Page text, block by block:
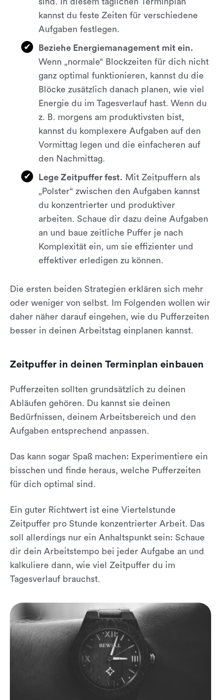
kannst du feste Zeiten für verschiedene
Aufgaben festlegen.
Beziehe Energiemanagement mit ein.
Wenn „normale“ Blockzeiten für dich nicht
ganz optimal funktionieren, kannst du die
Blöcke zusätzlich danach planen, wie viel
Energie du im Tagesverlauf hast. Wenn du
z. B. morgens am produktivsten bist,
kannst du komplexere Aufgaben auf den
Vormittag legen und die einfacheren auf
den Nachmittag.
Lege Zeitpuffer fest. Mit Zeitpuffern als
„Polster“ zwischen den Aufgaben kannst
du konzentrierter und produktiver
arbeiten. Schaue dir dazu deine Aufgaben
an und baue zeitliche Puffer je nach
Komplexität ein, um sie effizienter und
effektiver erledigen zu können.
Die ersten beiden Strategien erklären sich mehr
oder weniger von selbst. Im Folgenden wollen wir
daher näher darauf eingehen, wie du Pufferzeiten
besser in deinen Arbeitstag einplanen kannst.
Zeitpuffer in deinen Terminplan einbauen
Pufferzeiten sollten grundsätzlich zu deinen
Abläufen gehören. Du kannst sie deinen
Bedürfnissen, deinem Arbeitsbereich und den
Aufgaben entsprechend anpassen.
Das kann sogar Spaß machen: Experimentiere ein
bisschen und finde heraus, welche Pufferzeiten
für dich optimal sind.
Ein guter Richtwert ist eine Viertelstunde
Zeitpuffer pro Stunde konzentrierter Arbeit. Das
soll allerdings nur ein Anhaltspunkt sein: Schaue
dir dein Arbeitstempo bei jeder Aufgabe an und
kalkuliere dann, wie viel Zeitpuffer du im
Tagesverlauf brauchst.